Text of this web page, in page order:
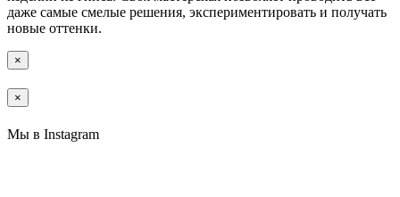
даже самые смелые решения, экспериментировать и получать
новые оттенки.
×
×
Мы в Instagram